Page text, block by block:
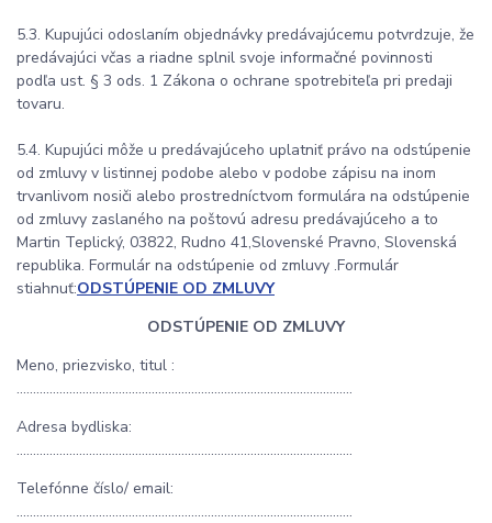
5.3. Kupujúci odoslaním objednávky predávajúcemu potvrdzuje, že
predávajúci včas a riadne splnil svoje informačné povinnosti
podľa ust. § 3 ods. 1 Zákona o ochrane spotrebiteľa pri predaji
tovaru.
5.4. Kupujúci môže u predávajúceho uplatniť právo na odstúpenie
od zmluvy v listinnej podobe alebo v podobe zápisu na inom
trvanlivom nosiči alebo prostredníctvom formulára na odstúpenie
od zmluvy zaslaného na poštovú adresu predávajúceho a to
Martin Teplický, 03822, Rudno 41,Slovenské Pravno, Slovenská
republika. Formulár na odstúpenie od zmluvy .Formulár
stiahnuť:ODSTÚPENIE OD ZMLUVY
ODSTÚPENIE OD ZMLUVY
Meno, priezvisko, titul :
......................................................................................................
Adresa bydliska:
......................................................................................................
Telefónne číslo/ email:
......................................................................................................